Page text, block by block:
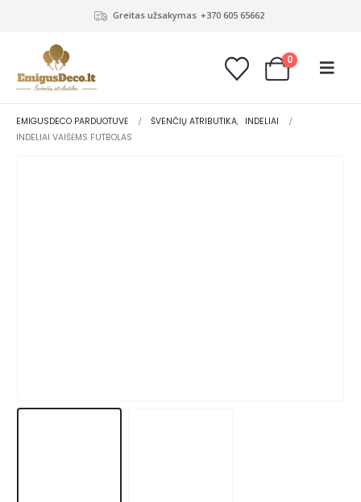
Greitas užsakymas +370 605 65662
0
EMIGUSDECO PARDUOTUVĖ ŠVENČIŲ ATRIBUTIKA, INDELIAI
INDELIAI VAIŠĖMS FUTBOLAS